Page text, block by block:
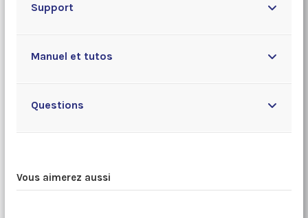
Support
Manuel et tutos
Questions
Vous aimerez aussi